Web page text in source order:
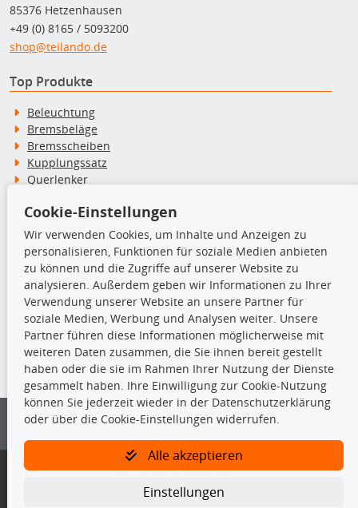
85376 Hetzenhausen
+49 (0) 8165 / 5093200
shop@teilando.de
Top Produkte
Beleuchtung
Bremsbeläge
Bremsscheiben
Kupplungssatz
Querlenker
Stoßdämpfer
TecDoc Inside
Die hier angezeigten Daten insbesondere die gesamte Datenbank dürfen
nicht kopiert werden.
Es ist zu unterlassen, die Daten oder die gesamte Datenbank ohne
vorherige Zustimmung von TecDoc zu vervielfältigen, zu verbreiten
und/oder diese Handlungen durch Dritte ausführen zu lassen. Ein
Bitte prüfen Sie, ob das über unseren Onlineshop identifizierte Ersatzteil
Gegebenenfalls sind ergänzende Informationen notwendig, um
Cookie-Einstellungen
Wir verwenden Cookies, um Inhalte und Anzeigen zu
personalisieren, Funktionen für soziale Medien anbieten
zu können und die Zugriffe auf unserer Website zu
analysieren. Außerdem geben wir Informationen zu Ihrer
Verwendung unserer Website an unsere Partner für
soziale Medien, Werbung und Analysen weiter. Unsere
Partner führen diese Informationen möglicherweise mit
weiteren Daten zusammen, die Sie ihnen bereit gestellt
haben oder die sie im Rahmen Ihrer Nutzung der Dienste
gesammelt haben. Ihre Einwilligung zur Cookie-Nutzung
können Sie jederzeit wieder in der Datenschutzerklärung
oder über die Cookie-Einstellungen widerrufen.
Alle akzeptieren
Einstellungen